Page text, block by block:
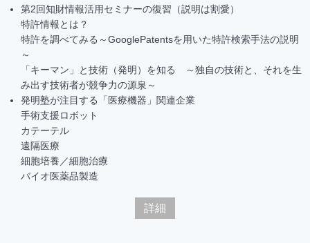
第2回知財情報活用セミナーの復習（説明は割愛）
特許情報とは？
特許を調べてみる～GooglePatentsを用いた特許検索手法の説明
～
「キーマン」と技術（発明）を知る ～独自の技術と、それを生
み出す技術者が競争力の源泉～
発明塾が注目する「医療機器」関連企業
手術支援ロボット
カテーテル
遠隔医療
細胞培養／細胞治療
バイオ医薬品製造
詳細